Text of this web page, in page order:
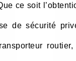
ce soit
de sécurité